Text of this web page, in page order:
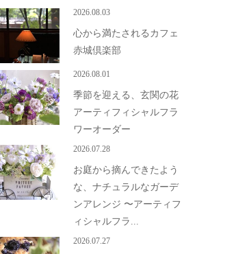
2026.08.03
心から満たされるカフェ
赤城倶楽部
2026.08.01
季節を迎える、玄関の花
アーティフィシャルフラ
ワーオーダー
2026.07.28
お庭から摘んできたよう
な、ナチュラルなガーデ
ンアレンジ 〜アーティフ
ィシャルフラ...
2026.07.27